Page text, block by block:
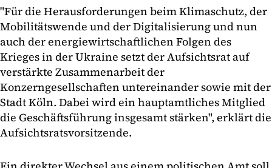
"Für die Herausforderungen beim Klimaschutz, der
Mobilitätswende und der Digitalisierung und nun
auch der energiewirtschaftlichen Folgen des
Krieges in der Ukraine setzt der Aufsichtsrat auf
verstärkte Zusammenarbeit der
Konzerngesellschaften untereinander sowie mit der
Stadt Köln. Dabei wird ein hauptamtliches Mitglied
die Geschäftsführung insgesamt stärken", erklärt die
Aufsichtsratsvorsitzende.